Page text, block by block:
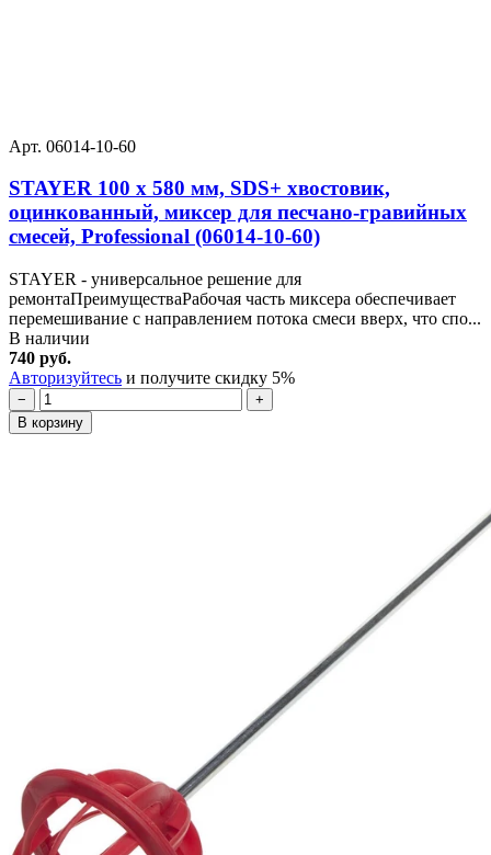
Арт. 06014-10-60
STAYER 100 x 580 мм, SDS+ хвостовик,
оцинкованный, миксер для песчано-гравийных
смесей, Professional (06014-10-60)
STAYER - универсальное решение для
ремонтаПреимуществаРабочая часть миксера обеспечивает
перемешивание с направлением потока смеси вверх, что спо...
В наличии
740 руб.
Авторизуйтесь и получите скидку 5%
−
+
В корзину